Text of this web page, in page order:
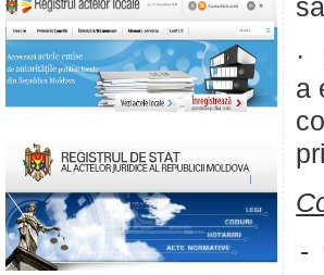
·
a
-